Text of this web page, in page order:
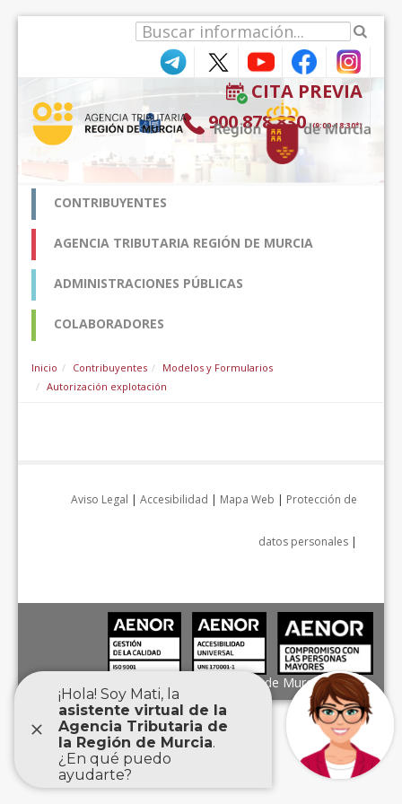
CITA PREVIA
900 878 830 (9:00-18:30*)
CONTRIBUYENTES
AGENCIA TRIBUTARIA REGIÓN DE MURCIA
ADMINISTRACIONES PÚBLICAS
COLABORADORES
Inicio Contribuyentes
Modelos y Formularios
Autorización explotación
Aviso Legal | Accesibilidad | Mapa Web | Protección de
datos personales |
Agencia Tributaria de la Región de Murcia